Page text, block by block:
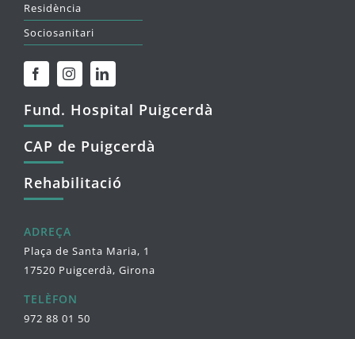
Residència
Sociosanitari
Fund. Hospital Puigcerdà
CAP de Puigcerdà
Rehabilitació
ADREÇA
Plaça de Santa Maria, 1
17520 Puigcerdà, Girona
TELÈFON
972 88 01 50